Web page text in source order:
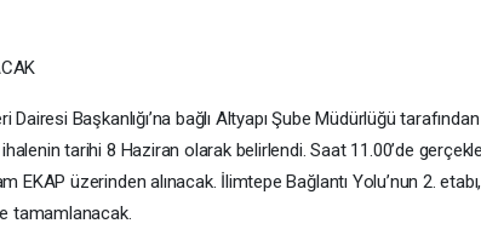
Başkanlığı’na bağlı Altyapı Şube Müdürlüğü
tarihi 8 Haziran olarak belirlendi. Saat 11.00’de
üzerinden alınacak. İlimtepe Bağlantı Yolu’nun 2.
tamamlanacak.